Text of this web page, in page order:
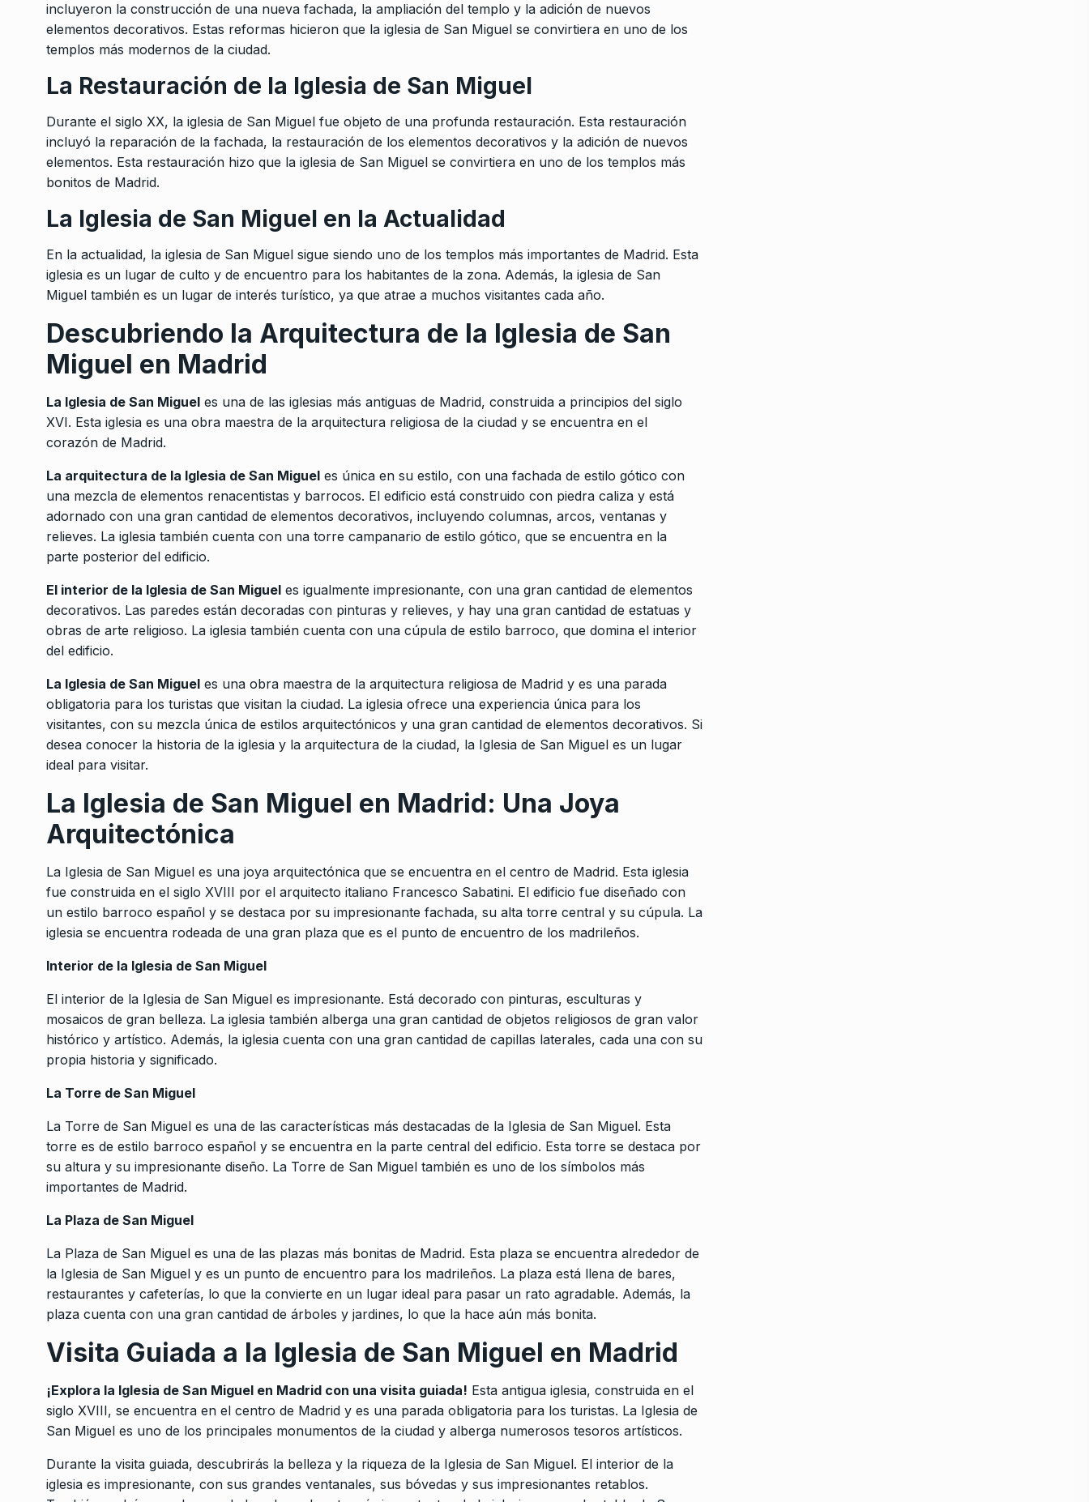
incluyeron la construcción de una nueva fachada, la ampliación del templo y la adición de nuevos
elementos decorativos. Estas reformas hicieron que la iglesia de San Miguel se convirtiera en uno de los
templos más modernos de la ciudad.
La Restauración de la Iglesia de San Miguel
Durante el siglo XX, la iglesia de San Miguel fue objeto de una profunda restauración. Esta restauración
incluyó la reparación de la fachada, la restauración de los elementos decorativos y la adición de nuevos
elementos. Esta restauración hizo que la iglesia de San Miguel se convirtiera en uno de los templos más
bonitos de Madrid.
La Iglesia de San Miguel en la Actualidad
En la actualidad, la iglesia de San Miguel sigue siendo uno de los templos más importantes de Madrid. Esta
iglesia es un lugar de culto y de encuentro para los habitantes de la zona. Además, la iglesia de San
Miguel también es un lugar de interés turístico, ya que atrae a muchos visitantes cada año.
Descubriendo la Arquitectura de la Iglesia de San
Miguel en Madrid
La Iglesia de San Miguel es una de las iglesias más antiguas de Madrid, construida a principios del siglo
XVI. Esta iglesia es una obra maestra de la arquitectura religiosa de la ciudad y se encuentra en el
corazón de Madrid.
La arquitectura de la Iglesia de San Miguel es única en su estilo, con una fachada de estilo gótico con
una mezcla de elementos renacentistas y barrocos. El edificio está construido con piedra caliza y está
adornado con una gran cantidad de elementos decorativos, incluyendo columnas, arcos, ventanas y
relieves. La iglesia también cuenta con una torre campanario de estilo gótico, que se encuentra en la
parte posterior del edificio.
El interior de la Iglesia de San Miguel es igualmente impresionante, con una gran cantidad de elementos
decorativos. Las paredes están decoradas con pinturas y relieves, y hay una gran cantidad de estatuas y
obras de arte religioso. La iglesia también cuenta con una cúpula de estilo barroco, que domina el interior
del edificio.
La Iglesia de San Miguel es una obra maestra de la arquitectura religiosa de Madrid y es una parada
obligatoria para los turistas que visitan la ciudad. La iglesia ofrece una experiencia única para los
visitantes, con su mezcla única de estilos arquitectónicos y una gran cantidad de elementos decorativos. Si
desea conocer la historia de la iglesia y la arquitectura de la ciudad, la Iglesia de San Miguel es un lugar
ideal para visitar.
La Iglesia de San Miguel en Madrid: Una Joya
Arquitectónica
La Iglesia de San Miguel es una joya arquitectónica que se encuentra en el centro de Madrid. Esta iglesia
fue construida en el siglo XVIII por el arquitecto italiano Francesco Sabatini. El edificio fue diseñado con
un estilo barroco español y se destaca por su impresionante fachada, su alta torre central y su cúpula. La
iglesia se encuentra rodeada de una gran plaza que es el punto de encuentro de los madrileños.
Interior de la Iglesia de San Miguel
El interior de la Iglesia de San Miguel es impresionante. Está decorado con pinturas, esculturas y
mosaicos de gran belleza. La iglesia también alberga una gran cantidad de objetos religiosos de gran valor
histórico y artístico. Además, la iglesia cuenta con una gran cantidad de capillas laterales, cada una con su
propia historia y significado.
La Torre de San Miguel
La Torre de San Miguel es una de las características más destacadas de la Iglesia de San Miguel. Esta
torre es de estilo barroco español y se encuentra en la parte central del edificio. Esta torre se destaca por
su altura y su impresionante diseño. La Torre de San Miguel también es uno de los símbolos más
importantes de Madrid.
La Plaza de San Miguel
La Plaza de San Miguel es una de las plazas más bonitas de Madrid. Esta plaza se encuentra alrededor de
la Iglesia de San Miguel y es un punto de encuentro para los madrileños. La plaza está llena de bares,
restaurantes y cafeterías, lo que la convierte en un lugar ideal para pasar un rato agradable. Además, la
plaza cuenta con una gran cantidad de árboles y jardines, lo que la hace aún más bonita.
Visita Guiada a la Iglesia de San Miguel en Madrid
¡Explora la Iglesia de San Miguel en Madrid con una visita guiada! Esta antigua iglesia, construida en el
siglo XVIII, se encuentra en el centro de Madrid y es una parada obligatoria para los turistas. La Iglesia de
San Miguel es uno de los principales monumentos de la ciudad y alberga numerosos tesoros artísticos.
Durante la visita guiada, descubrirás la belleza y la riqueza de la Iglesia de San Miguel. El interior de la
iglesia es impresionante, con sus grandes ventanales, sus bóvedas y sus impresionantes retablos.